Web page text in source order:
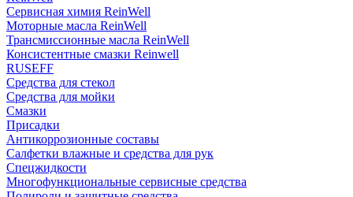
Сервисная химия ReinWell
Моторные масла ReinWell
Трансмиссионные масла ReinWell
Консистентные смазки Reinwell
RUSEFF
Средства для стекол
Средства для мойки
Смазки
Присадки
Антикоррозионные составы
Салфетки влажные и средства для рук
Спецжидкости
Многофункциональные сервисные средства